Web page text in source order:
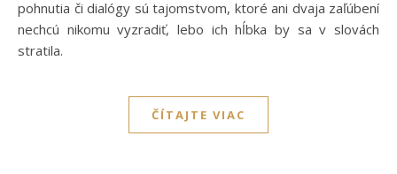
pohnutia či dialógy sú tajomstvom, ktoré ani dvaja zaľúbení
nechcú nikomu vyzradiť, lebo ich hĺbka by sa v slovách
stratila.
ČÍTAJTE VIAC